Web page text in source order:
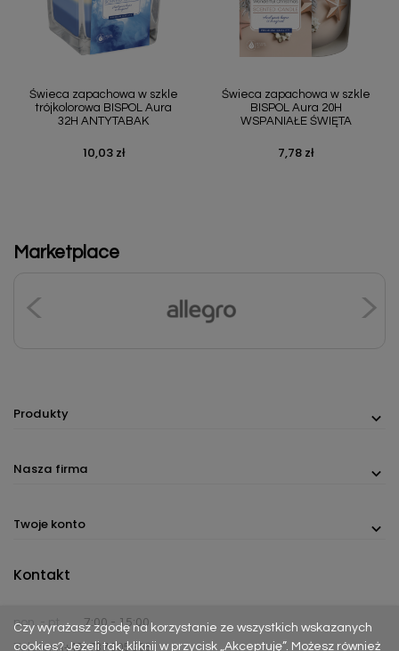
Świeca zapachowa w szkle
trójkolorowa BISPOL Aura
32H ANTYTABAK
Cena
10,03 zł
Świeca zapachowa w szkle
BISPOL Aura 20H
WSPANIAŁE ŚWIĘTA
Cena
7,78 zł
Marketplace
Produkty
Nasza firma
Twoje konto
Czy wyrażasz zgodę na korzystanie ze wszystkich wskazanych
cookies? Jeżeli tak, kliknij w przycisk „Akceptuję”. Możesz również
Kontakt
pon. - pt.
7:00 - 15:00
Telefon:(+48) 737 305 306